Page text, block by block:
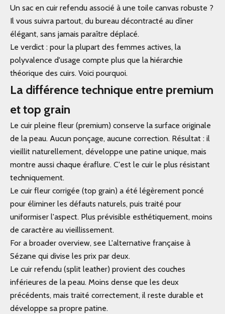
Un sac en cuir refendu associé à une toile canvas robuste ?
Il vous suivra partout, du bureau décontracté au dîner
élégant, sans jamais paraître déplacé.
Le verdict : pour la plupart des femmes actives, la
polyvalence d'usage compte plus que la hiérarchie
théorique des cuirs. Voici pourquoi.
La différence technique entre premium
et top grain
Le cuir pleine fleur (premium) conserve la surface originale
de la peau. Aucun ponçage, aucune correction. Résultat : il
vieillit naturellement, développe une patine unique, mais
montre aussi chaque éraflure. C'est le cuir le plus résistant
techniquement.
Le cuir fleur corrigée (top grain) a été légèrement poncé
pour éliminer les défauts naturels, puis traité pour
uniformiser l'aspect. Plus prévisible esthétiquement, moins
de caractère au vieillissement.
For a broader overview, see L'alternative française à
Sézane qui divise les prix par deux.
Le cuir refendu (split leather) provient des couches
inférieures de la peau. Moins dense que les deux
précédents, mais traité correctement, il reste durable et
développe sa propre patine.